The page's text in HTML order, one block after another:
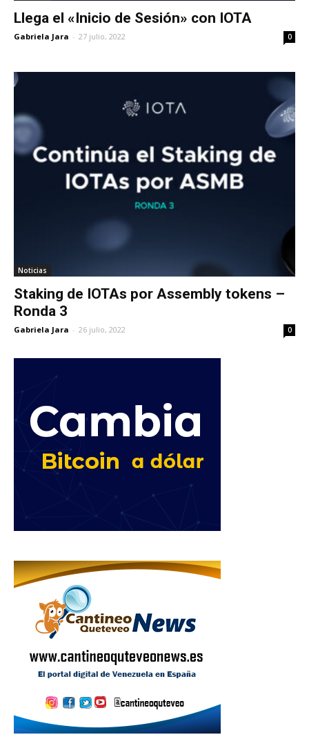
Llega el «Inicio de Sesión» con IOTA
Gabriela Jara - 27 julio, 2022 0
Noticias
Staking de IOTAs por Assembly tokens –
Ronda 3
Gabriela Jara - 26 julio, 2022 0